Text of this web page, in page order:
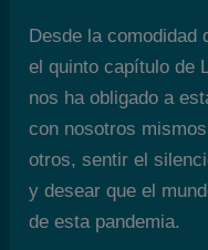
Desde la comodidad
el quinto capítulo de
nos ha obligado a
con nosotros
otros, sentir el
y desear que el
de esta pandemia.